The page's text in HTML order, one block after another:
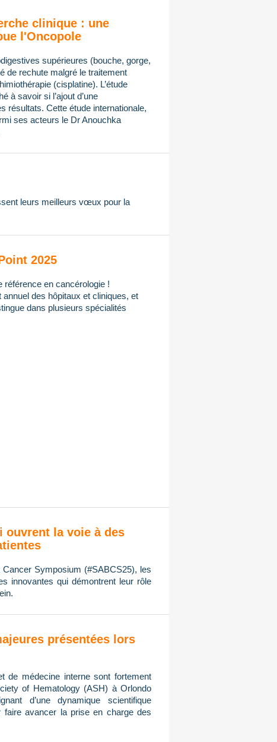
clinique : une
l'Oncopole
supérieures (bouche, gorge,
de rechute malgré le traitement
(cisplatine). L’étude
à savoir si l’ajout d’une
résultats. Cette étude internationale,
ses acteurs le Dr Anouchka
leurs meilleurs vœux pour la
2025
référence en cancérologie !
des hôpitaux et cliniques, et
dans plusieurs spécialités
ouvrent la voie à des
Symposium (#SABCS25), les
innovantes qui démontrent leur rôle
présentées lors
de médecine interne sont fortement
of Hematology (ASH) à Orlondo
d’une dynamique scientifique
faire avancer la prise en charge des